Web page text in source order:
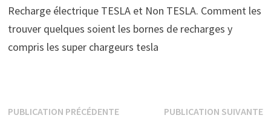
Recharge électrique TESLA et Non TESLA. Comment les
trouver quelques soient les bornes de recharges y
compris les super chargeurs tesla
Navigation
PUBLICATION PRÉCÉDENTEPublicationPUBLICATION SUIVANTE